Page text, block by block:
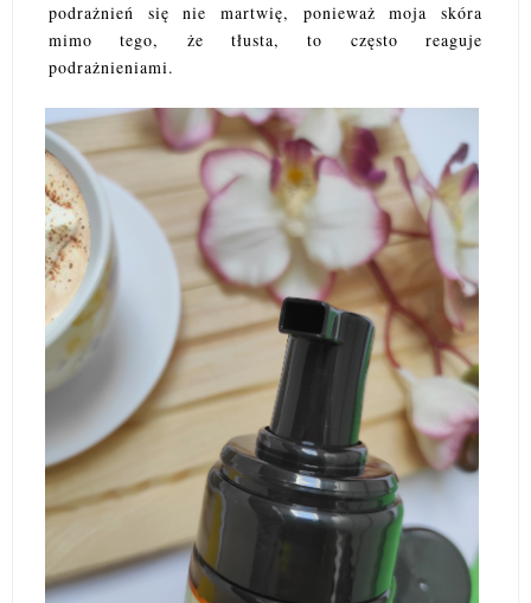
podrażnień się nie martwię, ponieważ moja skóra
mimo tego, że tłusta, to często reaguje
podrażnieniami.